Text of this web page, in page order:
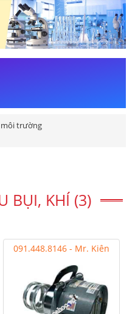
trường
BỤI, KHÍ (3)
091.448.8146 - Mr. Kiên